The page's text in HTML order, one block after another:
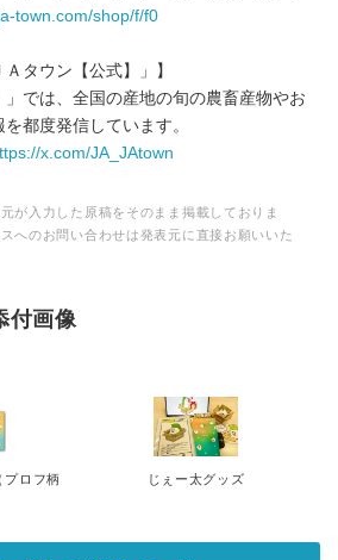
town.com/shop/f/f0
タウン【公式】」】
では、全国の産地の旬の農畜産物やお
都度発信しています。
x.com/JA_JAtown
が入力した原稿をそのまま掲載しておりま
へのお問い合わせは発表元に直接お願いいた
付画像
プロフ柄
じぇー太グッズ